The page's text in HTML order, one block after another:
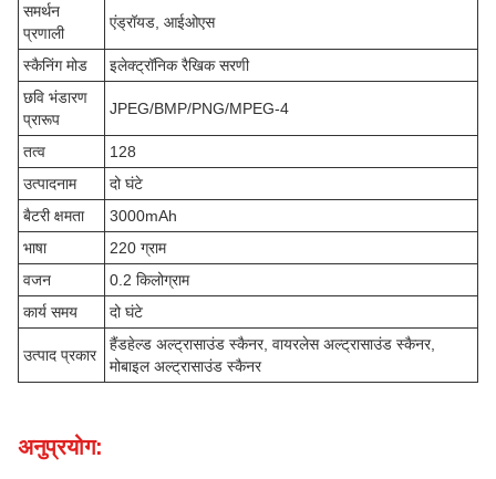
समर्थन
प्रणाली
एंड्रॉयड, आईओएस
स्कैनिंग मोड
इलेक्ट्रॉनिक रैखिक सरणी
छवि भंडारण
प्रारूप
JPEG/BMP/PNG/MPEG-4
तत्व
128
उत्पादनाम
दो घंटे
बैटरी क्षमता
3000mAh
भाषा
220 ग्राम
वजन
0.2 किलोग्राम
कार्य समय
दो घंटे
उत्पाद प्रकार
हैंडहेल्ड अल्ट्रासाउंड स्कैनर, वायरलेस अल्ट्रासाउंड स्कैनर,
मोबाइल अल्ट्रासाउंड स्कैनर
अनुप्रयोग: